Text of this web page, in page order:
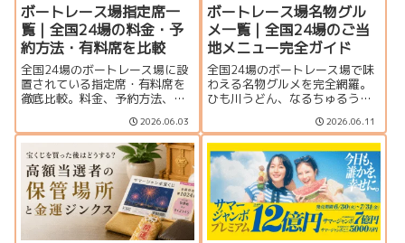
ボートレース場指定席一
覧｜全国24場の料金・予
約方法・有料席を比較
全国24場のボートレース場に設
置されている指定席・有料席を
徹底比較。料金、予約方法、個
ス内容を一覧で紹介します。豪
華なVIPルームから格安指定席ま
で、観戦スタイルに合った座席
選びに役立つ完全ガイドです。
2026.06.03
ボートレース場名物グル
メ一覧｜全国24場のご当
地メニュー完全ガイド
全国24場のボートレース場で味
わえる名物グルメを完全網羅。
ひも川うどん、なるちゅるうど
ど、ご当地メニューや編集部お
すすめランキングを紹介しま
す。
2026.06.11